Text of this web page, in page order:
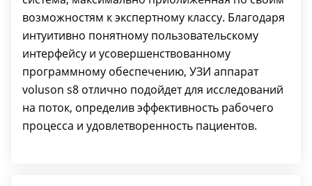
Программируемые пользователем готовые
наборы параметров настройки.
Поддержка матричных датчиков.
Автоматическая оптимизация изображения
во всех режимах сканирования (ATO).
Многолучевое сложносоставное
сканирование (CRI).
возможностям к экспертному классу. Благодаря
интуитивно понятному пользовательскому
интерфейсу и усовершенствованному
программному обеспечению, УЗИ аппарат
voluson s8 отлично подойдет для исследований
на поток, определив эффективность рабочего
процесса и удовлетворенность пациентов.